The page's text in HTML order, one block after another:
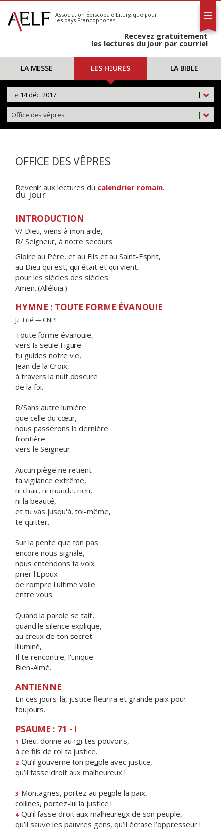
S'abonner
Calendrier
Association Épiscopale Liturgique pour
les pays Francophones
Recevez gratuitement
les lectures du jour par courriel
LA MESSE LES HEURES LA BIBLE
|
Le 14 déc. 2017
|
Office des vêpres
OFFICE DES VÊPRES
Revenir aux lectures du calendrier romain.
du jour
INTRODUCTION
V/ Dieu, viens à mon aide,
R/ Seigneur, à notre secours.
Gloire au Père, et au Fils et au Saint-Esprit,
au Dieu qui est, qui était et qui vient,
pour les siècles des siècles.
Amen. (Alléluia.)
HYMNE : TOUTE FORME ÉVANOUIE
J.F Frié — CNPL
Toute forme évanouie,
vers la seule Figure
tu guides notre vie,
Jean de la Croix,
à travers la nuit obscure
de la foi.
R/Sans autre lumière
que celle du cœur,
nous passerons la dernière
frontière
vers le Seigneur.
Aucun piège ne retient
ta vigilance extrême,
ni chair, ni monde, rien,
ni la beauté,
et tu vas jusqu'à, toi-même,
te quitter.
Sur la pente que ton pas
encore nous signale,
nous entendons ta voix
prier l'Epoux
de rompre l'ultime voile
entre vous.
Quand la parole se tait,
quand le silence explique,
au creux de ton secret
illuminé,
Il te rencontre, l'unique
Bien-Aimé.
ANTIENNE
En ces jours-là, justice fleurira et grande paix pour
toujours.
PSAUME : 71 - I
1 Dieu, donne au roi tes pouvoirs,
à ce fils de roi ta justice.
2 Qu’il gouverne ton peuple avec justice,
qu’il fasse droit aux malheureux !
3 Montagnes, portez au peuple la paix,
collines, portez-lui la justice !
4 Qu’il fasse droit aux malheureux de son peuple,
qu’il sauve les pauvres gens, qu’il écrase l’oppresseur !